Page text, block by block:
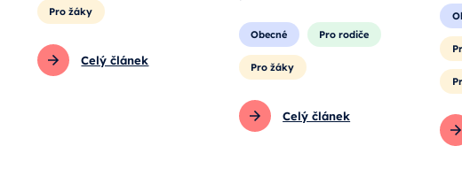
Pro žáky
Celý článek
Obecné Pro rodiče
Pro žáky
Celý článek